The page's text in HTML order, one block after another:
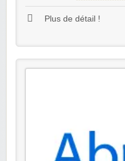
Plus de détail !